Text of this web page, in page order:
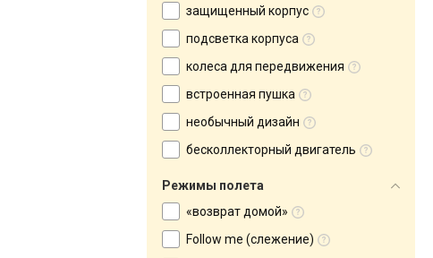
защищенный корпус
подсветка корпуса
колеса для передвижения
встроенная пушка
необычный дизайн
бесколлекторный двигатель
Режимы полета
«возврат домой»
Follow me (слежение)